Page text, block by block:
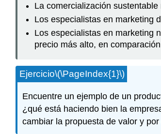
La comercialización
Los especialistas en marketing
Los especialistas en marketing
precio más alto, en
Ejercicio\(\PageIndex{1}\)
Encuentre un ejemplo de un
¿qué está haciendo bien la
cambiar la propuesta de valor y